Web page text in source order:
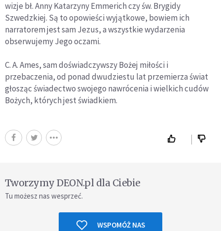
wizje bł. Anny Katarzyny Emmerich czy św. Brygidy
Szwedzkiej. Są to opowieści wyjątkowe, bowiem ich
narratorem jest sam Jezus, a wszystkie wydarzenia
obserwujemy Jego oczami.
C. A. Ames, sam doświadczywszy Bożej miłości i
przebaczenia, od ponad dwudziestu lat przemierza świat
głosząc świadectwo swojego nawrócenia i wielkich cudów
Bożych, których jest świadkiem.
Tworzymy DEON.pl dla Ciebie
Tu możesz nas wesprzeć.
WSPOMÓŻ NAS